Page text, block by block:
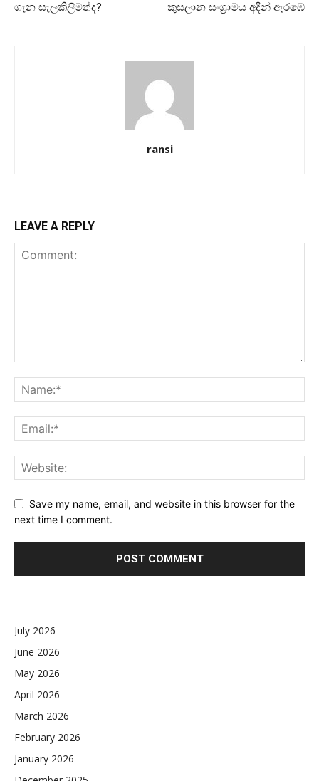
ගැන සැලකිලිමත්ද?
කුසලාන සංග්‍රාමය අදින් ඇරඹේ
ransi
LEAVE A REPLY
Save my name, email, and website in this browser for the
next time I comment.
July 2026
June 2026
May 2026
April 2026
March 2026
February 2026
January 2026